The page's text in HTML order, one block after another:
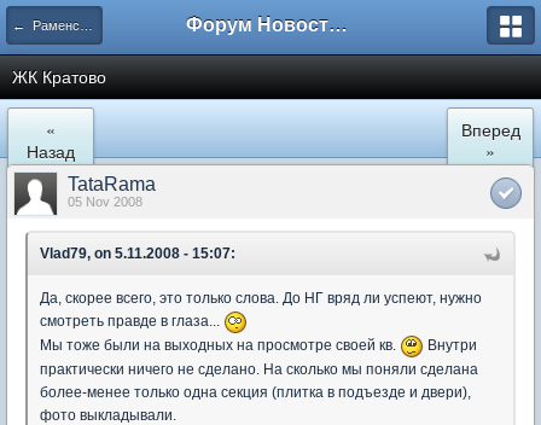
← Раменское Форум Новостройки
ЖК Кратово
«
Назад
Вперед
»
TataRama
05 Nov 2008
Vlad79, on 5.11.2008 - 15:07:
Да, скорее всего, это только слова. До НГ вряд ли успеют, нужно
смотреть правде в глаза...
Мы тоже были на выходных на просмотре своей кв.
Внутри
практически ничего не сделано. На сколько мы поняли сделана
более-менее только одна секция (плитка в подъезде и двери),
фото выкладывали.